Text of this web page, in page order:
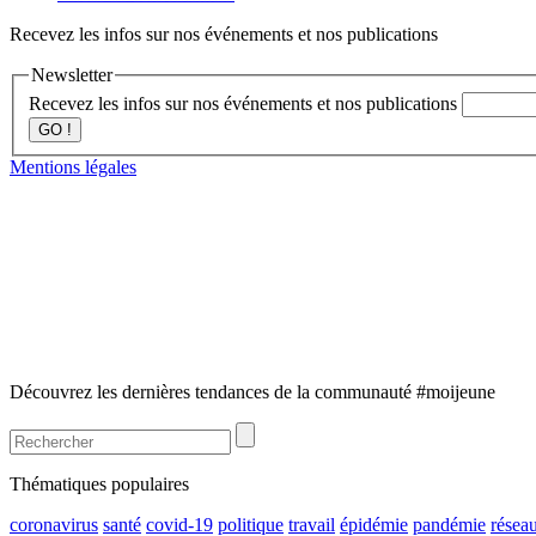
Recevez les infos sur nos événements et nos publications
Newsletter
Recevez les infos sur nos événements et nos publications
GO !
Mentions légales
Découvrez les dernières tendances de la communauté #moijeune
Thématiques populaires
coronavirus santé covid-19 politique travail épidémie pandémie